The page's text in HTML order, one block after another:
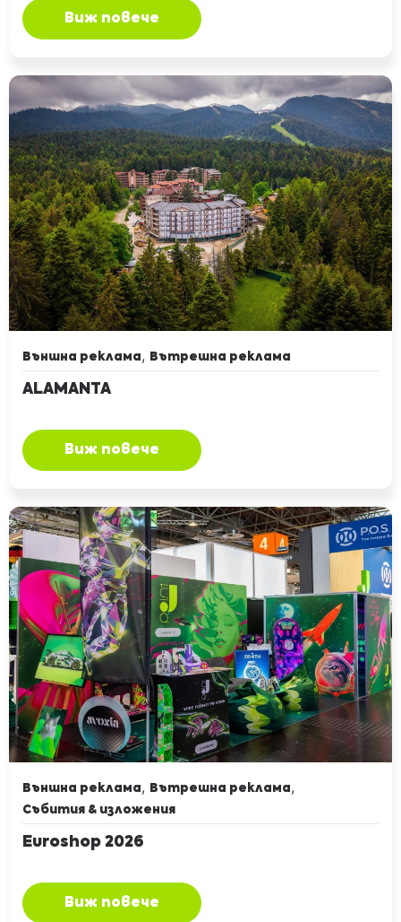
Виж повече
Външна реклама, Вътрешна реклама
ALAMANTA
Виж повече
Външна реклама , Вътрешна реклама ,
Събития & изложения
Euroshop 2026
Виж повече